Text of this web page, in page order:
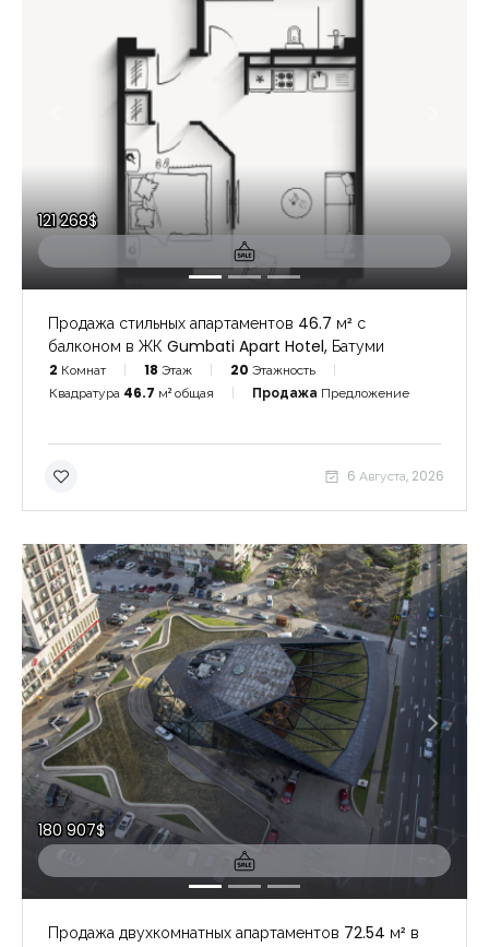
121 268$
Продажа стильных апартаментов 46.7 м² с
балконом в ЖК Gumbati Apart Hotel, Батуми
2 Комнат 18 Этаж 20 Этажность
Квадратура 46.7 м² общая Продажа Предложение
6 Августа, 2026
180 907$
Продажа двухкомнатных апартаментов 72.54 м² в